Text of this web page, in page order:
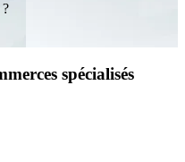
spécialisés